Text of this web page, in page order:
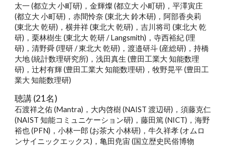
太一 (都立大 小町研)，金輝燦 (都立大 小町研)，平澤寅庄
(都立大 小町研)，赤間怜奈 (東北大 鈴木研)，阿部香央莉
(東北大 乾研)，横井祥 (東北大 乾研)，吉川将司 (東北大 乾
研)，栗林樹生 (東北大 乾研 / Langsmith)，寺西裕紀 (理
研)，清野舜 (理研 / 東北大 乾研)，渡邉研斗 (産総研)，持橋
大地 (統計数理研究所)，浅田真生 (豊田工業大 知能数理
研)，辻村有輝 (豊田工業大 知能数理研)，牧野晃平 (豊田工
業大 知能数理研)
聴講 (21名)
石渡祥之佑 (Mantra)，大内啓樹 (NAIST 渡辺研)，須藤克仁
(NAIST 知能コミュニケーション研)，藤田篤 (NICT)，海野
裕也 (PFN)，小林一郎 (お茶大 小林研)，牛久祥孝 (オムロ
ンサイニックエックス)，亀田尭宙 (国立歴史民俗博物